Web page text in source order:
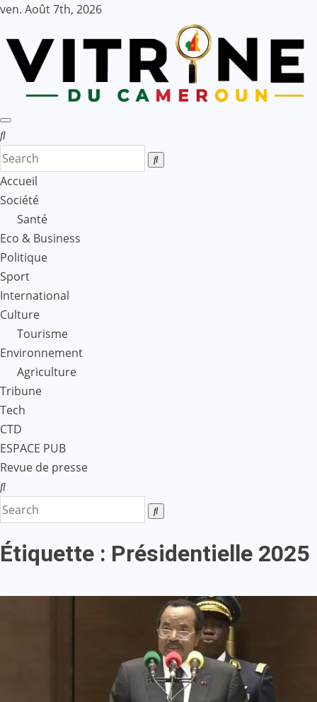
Skip
content
ven. Août 7th, 2026
Accueil
Société
Santé
Eco & Business
Politique
Sport
International
Culture
Tourisme
Environnement
Agriculture
Tribune
Tech
CTD
ESPACE PUB
Revue de presse
Étiquette : Présidentielle 2025